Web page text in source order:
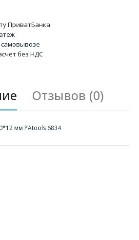
ПриватБанка
без НДС
Отзывов (0)
мм PAtools 6834